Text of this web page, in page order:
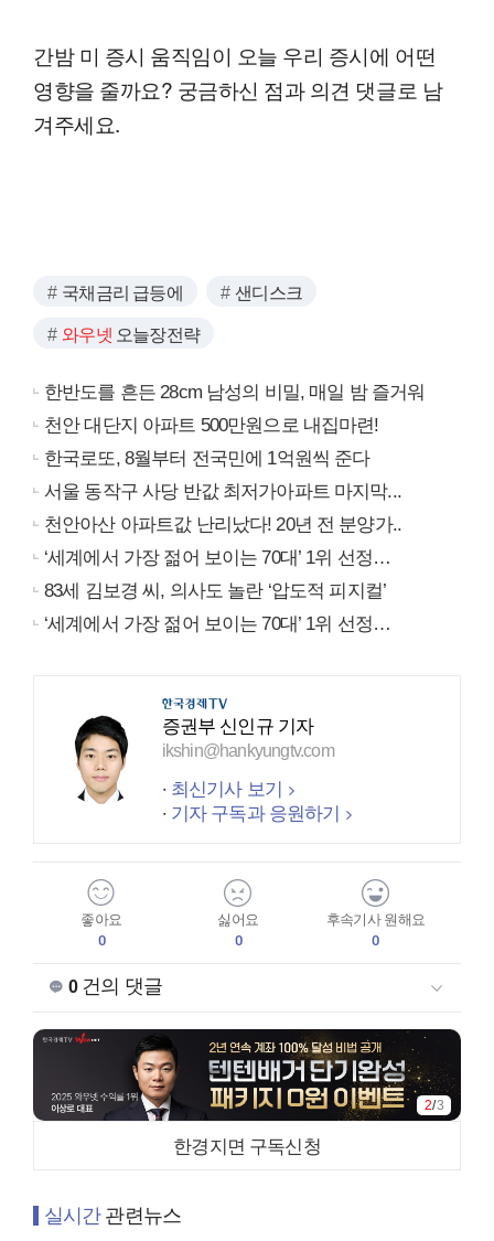
간밤 미 증시 움직임이 오늘 우리 증시에 어떤
영향을 줄까요? 궁금하신 점과 의견 댓글로 남
겨주세요.
국채금리 급등에 샌디스크
와우넷 오늘장전략
한반도를 흔든 28cm 남성의 비밀, 매일 밤 즐거워
천안 대단지 아파트 500만원으로 내집마련!
한국로또, 8월부터 전국민에 1억원씩 준다
서울 동작구 사당 반값 최저가아파트 마지막...
천안아산 아파트값 난리났다! 20년 전 분양가..
‘세계에서 가장 젊어 보이는 70대’ 1위 선정…
83세 김보경 씨, 의사도 놀란 ‘압도적 피지컬’
‘세계에서 가장 젊어 보이는 70대’ 1위 선정…
증권부 신인규 기자
ikshin@hankyungtv.com
최신기사 보기
기자 구독과 응원하기
좋아요
0
싫어요
0
후속기사 원해요
0
0건의 댓글
2/3
한경지면 구독신청
실시간관련뉴스